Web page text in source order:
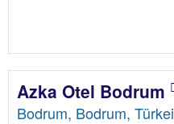
Azka Otel Bodrum
Bodrum, Bodrum, Türkei